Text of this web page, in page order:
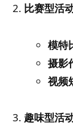
比赛型活
模特
摄影
视频
趣味型活